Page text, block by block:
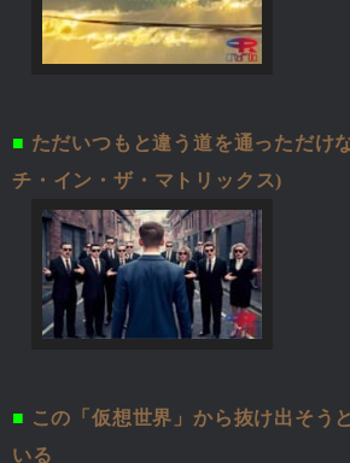
■ ただいつもと違う道を通っただけ
チ・イン・ザ・マトリックス)
■ この「仮想世界」から抜け出そう
いる